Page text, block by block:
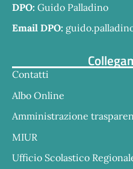
DPO: Guido Palladino
Email DPO:
Contatti
Albo Online
Amministrazione
MIUR
Ufficio Scolastico